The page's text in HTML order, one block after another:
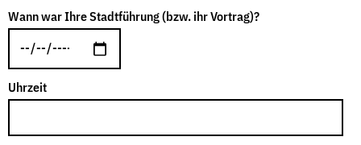
Lobbykontrolle und Regeln
Lobbyismus und Klima
Spenden & Fördern
Wann war Ihre Stadtführung (bzw. ihr Vortrag)?
Uhrzeit